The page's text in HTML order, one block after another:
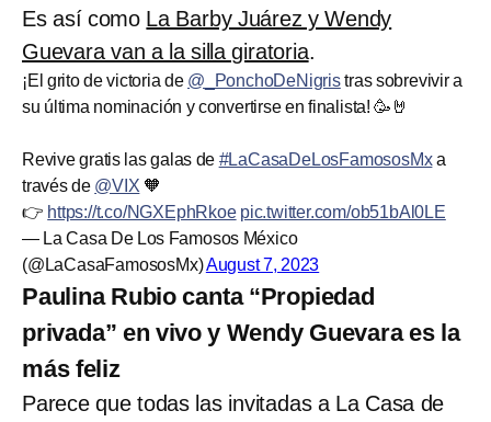
Es así como La Barby Juárez y Wendy
Guevara van a la silla giratoria.
¡El grito de victoria de @_PonchoDeNigristras sobrevivir a
su última nominación y convertirse en finalista! 🥳🤘
Revive gratis las galas de #LaCasaDeLosFamososMxa
través de @VIX 🧡
👉 https://t.co/NGXEphRkoe pic.twitter.com/ob51bAl0LE
— La Casa De Los Famosos México
(@LaCasaFamososMx)August 7, 2023
Paulina Rubio canta “Propiedad
privada” en vivo y Wendy Guevara es la
más feliz
Parece que todas las invitadas a La Casa de